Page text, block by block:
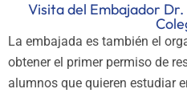
Visita del Embajador
La embajada es también el
obtener el primer permiso de
alumnos que quieren estudiar